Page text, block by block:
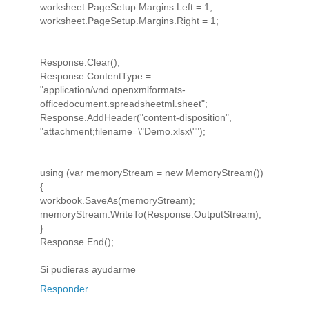
worksheet.PageSetup.Margins.Left = 1;
worksheet.PageSetup.Margins.Right = 1;
Response.Clear();
Response.ContentType =
"application/vnd.openxmlformats-
officedocument.spreadsheetml.sheet";
Response.AddHeader("content-disposition",
"attachment;filename=\"Demo.xlsx\"");
using (var memoryStream = new MemoryStream())
{
workbook.SaveAs(memoryStream);
memoryStream.WriteTo(Response.OutputStream);
}
Response.End();
Si pudieras ayudarme
Responder